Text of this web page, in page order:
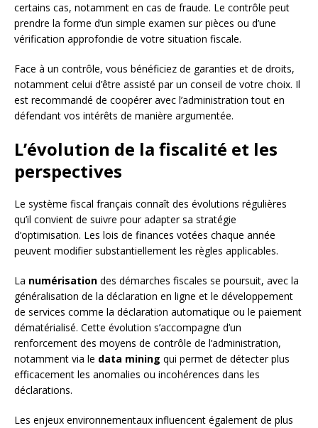
certains cas, notamment en cas de fraude. Le contrôle peut
prendre la forme d’un simple examen sur pièces ou d’une
vérification approfondie de votre situation fiscale.
Face à un contrôle, vous bénéficiez de garanties et de droits,
notamment celui d’être assisté par un conseil de votre choix. Il
est recommandé de coopérer avec l’administration tout en
défendant vos intérêts de manière argumentée.
L’évolution de la fiscalité et les
perspectives
Le système fiscal français connaît des évolutions régulières
qu’il convient de suivre pour adapter sa stratégie
d’optimisation. Les lois de finances votées chaque année
peuvent modifier substantiellement les règles applicables.
La numérisation des démarches fiscales se poursuit, avec la
généralisation de la déclaration en ligne et le développement
de services comme la déclaration automatique ou le paiement
dématérialisé. Cette évolution s’accompagne d’un
renforcement des moyens de contrôle de l’administration,
notamment via le data mining qui permet de détecter plus
efficacement les anomalies ou incohérences dans les
déclarations.
Les enjeux environnementaux influencent également de plus